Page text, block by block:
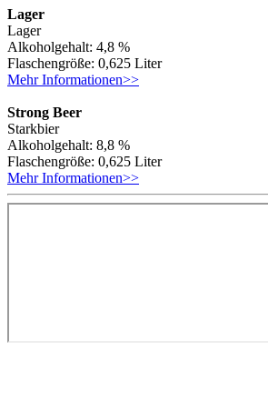
Lager
Lager
Alkoholgehalt: 4,8 %
Flaschengröße: 0,625 Liter
Mehr Informationen>>
Strong Beer
Starkbier
Alkoholgehalt: 8,8 %
Flaschengröße: 0,625 Liter
Mehr Informationen>>